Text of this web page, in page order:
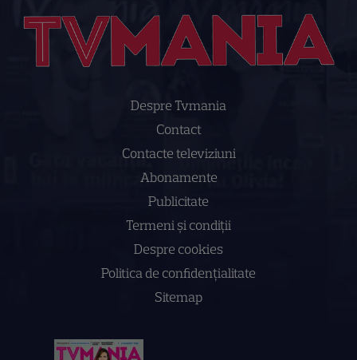
Despre Tvmania
Contact
Contacte televiziuni
Abonamente
Publicitate
Termeni și condiții
Despre cookies
Politica de confidenţialitate
Sitemap